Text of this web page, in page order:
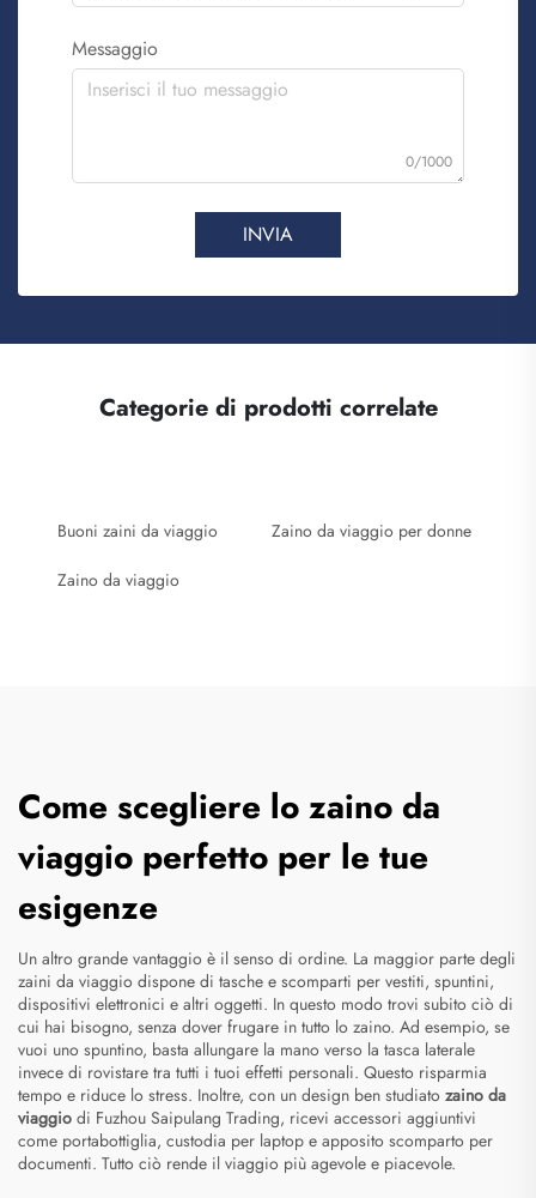
Messaggio
0/1000
INVIA
Categorie di prodotti correlate
Buoni zaini da viaggio Zaino da viaggio per donne
Zaino da viaggio
Come scegliere lo zaino da
viaggio perfetto per le tue
esigenze
Un altro grande vantaggio è il senso di ordine. La maggior parte degli
zaini da viaggio dispone di tasche e scomparti per vestiti, spuntini,
dispositivi elettronici e altri oggetti. In questo modo trovi subito ciò di
cui hai bisogno, senza dover frugare in tutto lo zaino. Ad esempio, se
vuoi uno spuntino, basta allungare la mano verso la tasca laterale
invece di rovistare tra tutti i tuoi effetti personali. Questo risparmia
tempo e riduce lo stress. Inoltre, con un design ben studiato zaino da
viaggio di Fuzhou Saipulang Trading, ricevi accessori aggiuntivi
come portabottiglia, custodia per laptop e apposito scomparto per
documenti. Tutto ciò rende il viaggio più agevole e piacevole.